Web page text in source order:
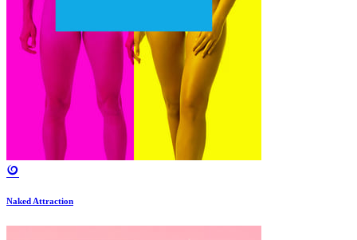
Naked Attraction